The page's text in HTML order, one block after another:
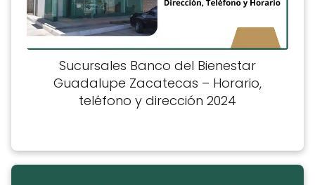
Sucursales Banco del Bienestar
Guadalupe Zacatecas – Horario,
teléfono y dirección 2024